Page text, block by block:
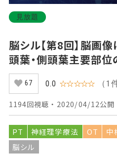
見放題
脳シル【第8回】脳画
頭葉・側頭葉主要部
葉主要部位の同定
67 0.0 ☆☆☆☆☆ （1
1194回視聴 ・ 2020/04/12公開
PT 神経理学療法 OT 中
脳シル